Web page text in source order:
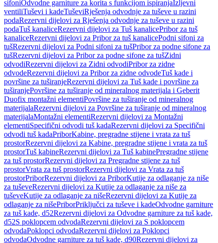
sifoniOdvodne garniture za korita s funkcijom ispiranjaIzljevni
ventiliTuševi i kadeTuševiRješenja odvodnje za tuševe u razini
podaRezervni dijelovi za Rješenja odvodnje za tuševe u razini
podaTuš kanaliceRezervni dijelovi za Tuš kanalicePribor za tuš
kanaliceRezervni dijelovi za Pribor za tuš kanalicePodni sifoni za
tušRezervni dijelovi za Podni sifoni za tušPribor za podne sifone za
tušRezervni dijelovi za Pribor za podne sifone za tušZidni
odvodiRezervni dijelovi za Zidni odvodiPribor za zidne
odvodeRezervni dijelovi za Pribor za zidne odvodeTuš kade i
površine za tuširanjeRezervni dijelovi za Tuš kade i površine za
tuširanjePovršine za tuširanje od mineralnog materijala i Geberit
Duofix montažni elementiPovršine za tuširanje od mineralnog
materijalaRezervni dijelovi za Površine za tuširanje od mineralnog
materijalaMontažni elementiRezervni dijelovi za Montažni
elementiSpecifični odvodi tuš kadaRezervni dijelovi za Specifični
odvodi tuš kadaPriborKabine, pregradne stijene i vrata za tuš
prostorRezervni dijelovi za Kabine, pregradne stijene i vrata za tuš
prostorTuš kabineRezervni dijelovi za Tuš kabinePregradne stijene
za tuš prostorRezervni dijelovi za Pregradne stijene za tuš
prostorVrata za tuš prostorRezervni dijelovi za Vrata za tuš
prostorPriborRezervni dijelovi za PriborKutije za odlaganje za niše
za tuševeRezervni dijelovi za Kutije za odlaganje za niše za
tuševeKutije za odlaganje za nišeRezervni dijelovi za Kutije za
odlaganje za nišePriborPriključci za tuševe i kadeOdvodne garniture
za tuš kade, d52Rezervni dijelovi za Odvodne garniture za tuš kade,
d52S poklopcem odvodaRezervni dijelovi za S poklopcem
odvodaPoklopci odvodaRezervni dijelovi za Poklopci
odvodaOdvodne garniture za tuš kade, d90Rezervni dijelovi za